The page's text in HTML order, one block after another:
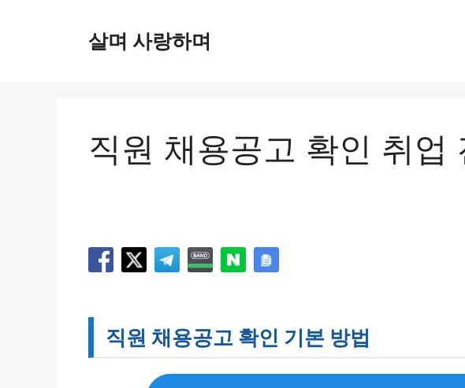
살며 사랑하며
직원 채용공고 확인 취업
직원 채용공고 확인 기본 방법